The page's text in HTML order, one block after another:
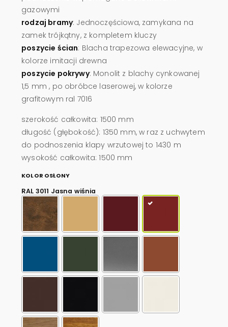
gazowymi
rodzaj bramy: Jednoczęściowa, zamykana na
zamek trójkątny, z kompletem kluczy
poszycie ścian: Blacha trapezowa elewacyjne, w
kolorze imitacji drewna
poszycie pokrywy: Monolit z blachy cynkowanej
1,5 mm , po obróbce laserowej, w kolorze
grafitowym ral 7016
szerokość całkowita: 1500 mm
długość (głębokość): 1350 mm, w raz z uchwytem
do podnoszenia klapy wrzutowej to 1430 m
wysokość całkowita: 1500 mm
KOLOR OSŁONY
RAL 3011 Jasna wiśnia